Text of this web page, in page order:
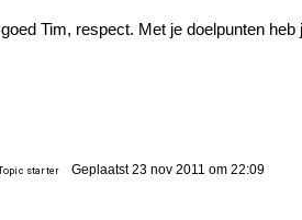
Tim, respect. Met je doelpunten
starter Geplaatst 23 nov 2011 om 22:09